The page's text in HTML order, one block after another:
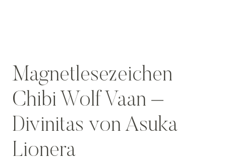
Magnetlesezeichen
Chibi Wolf Vaan –
Divinitas von Asuka
Lionera